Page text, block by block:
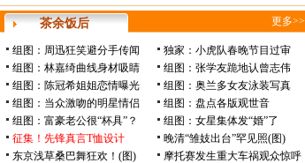
茶余饭后 更多>>
组图：周迅狂笑避分手传闻
独家：小虎队春晚节目过审
组图：林嘉绮曲线身材吸睛
组图：张学友跪地认曾志伟
组图：陈冠希姐姐恋情曝光
组图：奥兰多女友泳装写真
组图：当众激吻的明星情侣
组图：盘点各版观世音
组图：富豪老公很“杯具”？
组图：女星集体发“婚”了
征集！先锋真言T恤设计
晚清“雏妓出台”罕见照(图)
东京浅草桑巴舞狂欢！(图)
摩托赛发生重大车祸观众惊呼